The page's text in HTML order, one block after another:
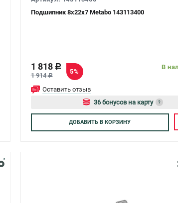
Подшипник 8x22x7 Metabo 143113400
1 818 c
1 914c
5%
В
Оставить отзыв
36 бонусов на карту
?
Авторизуйтесь
ДОБАВИТЬ В КОРЗИНУ